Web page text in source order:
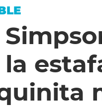
ARGENTINOS X ARGENTINA
CARAS Y NEGOCIOS
SCOUTING PARA UN
INTELEXIS TV